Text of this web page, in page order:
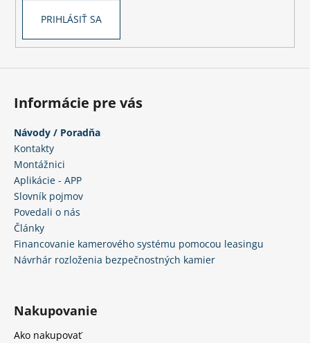
č
PRIHLÁSIŤ SA
Informácie pre vás
Návody / Poradňa
Kontakty
Montážnici
Aplikácie - APP
Slovník pojmov
Povedali o nás
Články
Financovanie kamerového systému pomocou leasingu
Návrhár rozloženia bezpečnostných kamier
Nakupovanie
Ako nakupovať